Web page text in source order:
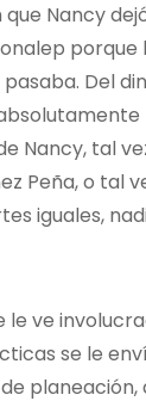
que Nancy
porque
Del
Nancy, tal
Peña, o tal
iguales,
le ve
se le
planeación,